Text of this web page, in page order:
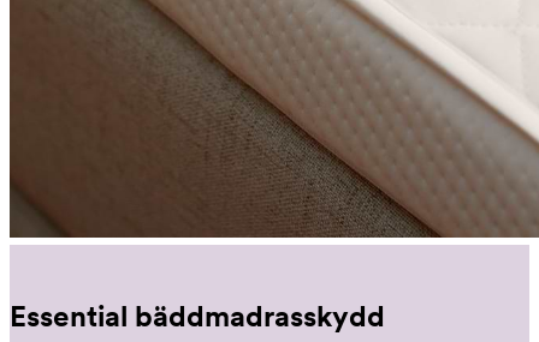
Essential bäddmadrasskydd